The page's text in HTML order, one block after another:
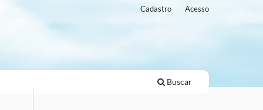
Buscar
Cadastro Acesso